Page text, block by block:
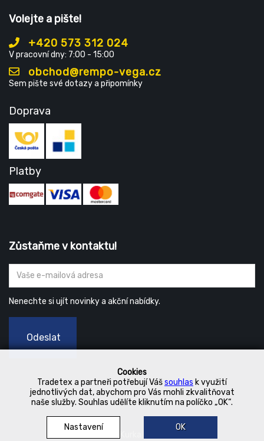
Cookies
Tradetex a partneři potřebují Vášsouhlas k využití
jednotlivých dat, abychom pro Vás mohli zkvalitňovat
naše služby. Souhlas udělíte kliknutím na políčko „OK“.
Nastavení OK
Volejte a pište!
+420 573 312 024
V pracovní dny: 7:00 - 15:00
obchod@rempo-vega.cz
Sem pište své dotazy a připomínky
Doprava
Platby
Zůstaňme v kontaktu!
Nenechte si ujít novinky a akční nabídky.
Odeslat